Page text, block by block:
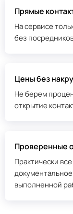
Прямые
На сервисе
без
Цены без
Не берем
открытие
Проверенные
Практически
выполненной